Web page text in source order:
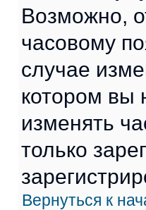
Возможно,
часовому
случае
котором вы
изменять
только
Вернуться к